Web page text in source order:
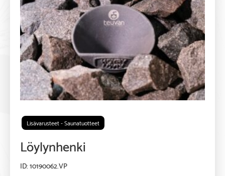
Lisävarusteet - Saunatuotteet
Löylynhenki
10190062.VP